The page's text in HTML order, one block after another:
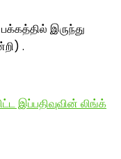
இருந்து
.
இப்பதிவுவின் லிங்க்